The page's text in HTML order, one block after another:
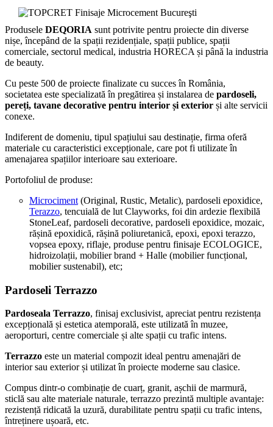
Produsele DEQORIA sunt potrivite pentru proiecte din diverse
nișe, începând de la spații rezidențiale, spații publice, spații
comerciale, sectorul medical, industria HORECA și până la industria
de beauty.
Cu peste 500 de proiecte finalizate cu succes în România,
societatea este specializată în pregătirea și instalarea de pardoseli,
pereți, tavane decorative pentru interior și exterior și alte servicii
conexe.
Indiferent de domeniu, tipul spațiului sau destinație, firma oferă
materiale cu caracteristici excepționale, care pot fi utilizate în
amenajarea spațiilor interioare sau exterioare.
Portofoliul de produse:
Microciment (Original, Rustic, Metalic), pardoseli epoxidice,
Terazzo, tencuială de lut Clayworks, foi din ardezie flexibilă
StoneLeaf, pardoseli decorative, pardoseli epoxidice, mozaic,
rășină epoxidică, rășină poliuretanică, epoxi, epoxi terazzo,
vopsea epoxy, riflaje, produse pentru finisaje ECOLOGICE,
hidroizolații, mobilier brand + Halle (mobilier funcțional,
mobilier sustenabil), etc;
Pardoseli Terrazzo
Pardoseala Terrazzo, finisaj exclusivist, apreciat pentru rezistența
excepțională și estetica atemporală, este utilizată în muzee,
aeroporturi, centre comerciale și alte spații cu trafic intens.
Terrazzo este un material compozit ideal pentru amenajări de
interior sau exterior și utilizat în proiecte moderne sau clasice.
Compus dintr-o combinație de cuarț, granit, așchii de marmură,
sticlă sau alte materiale naturale, terrazzo prezintă multiple avantaje:
rezistență ridicată la uzură, durabilitate pentru spații cu trafic intens,
întreținere ușoară, etc.